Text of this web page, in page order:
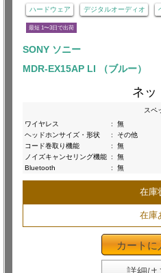
ハードウェア デジタルオーディオ
最短 1〜3日で出荷
SONY ソニー
MDR-EX15AP LI （ブルー）
ネッ
スペ
ワイヤレス
:
無
ヘッドホンサイズ・形状
:
その他
コード巻取り機能
:
無
ノイズキャンセリング機能 :
無
Bluetooth
: 無
在庫
在庫
カートに